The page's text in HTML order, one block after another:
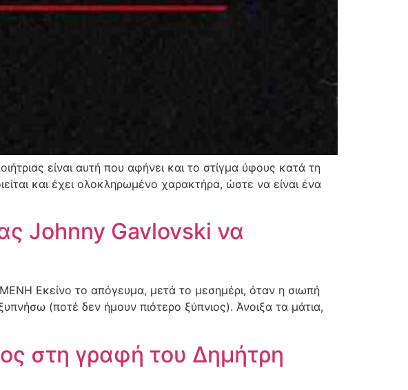
είναι αυτή που αφήνει και το στίγμα ύφους κατά τη
και έχει ολοκληρωμένο χαρακτήρα, ώστε να είναι ένα
Johnny Gavlovski να
Εκείνο το απόγευμα, μετά το μεσημέρι, όταν η σιωπή
(ποτέ δεν ήμουν πιότερο ξύπνιος). Άνοιξα τα μάτια,
στη γραφή του Δημήτρη